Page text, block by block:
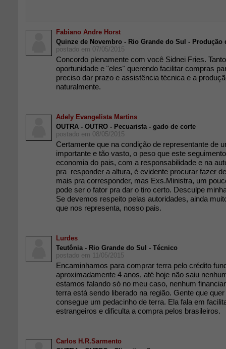
Fabiano Andre Horst
Quinze de Novembro - Rio Grande do Sul - Produção
postado em 07/05/2015
Concordo plenamente com você Sidnei Fries.
oportunidade e ¨eles¨ querendo facilitar compras
preciso dar prazo e assistência técnica e a
naturalmente.
Adely Evangelista Martins
OUTRA - OUTRO - Pecuarista - gado de corte
postado em 08/05/2015
Certamente que na condição de representante de
importante e tão vasto, o peso que este
economia do pais, com a responsabilidade e na
pra responder a altura, é evidente procurar fazer
mais pra corresponder, mas Exs.Ministra, um
pode ser o fator pra dar o tiro certo. Desculpe
Se devemos respeito pelas autoridades, ainda
que nos representa, nosso pais.
Lurdes
Teutônia - Rio Grande do Sul - Técnico
postado em 11/05/2015
Encaminhamos para comprar terra pelo crédito
aproximadamente 4 anos, até hoje não saiu
estamos falando só no meu caso, nenhum
terra está sendo liberado na região. Gente que
consegue um pedacinho de terra. Ela fala em
estrangeiros e dificulta a compra pelos brasileiros.
Carlos H.R.Sarmento